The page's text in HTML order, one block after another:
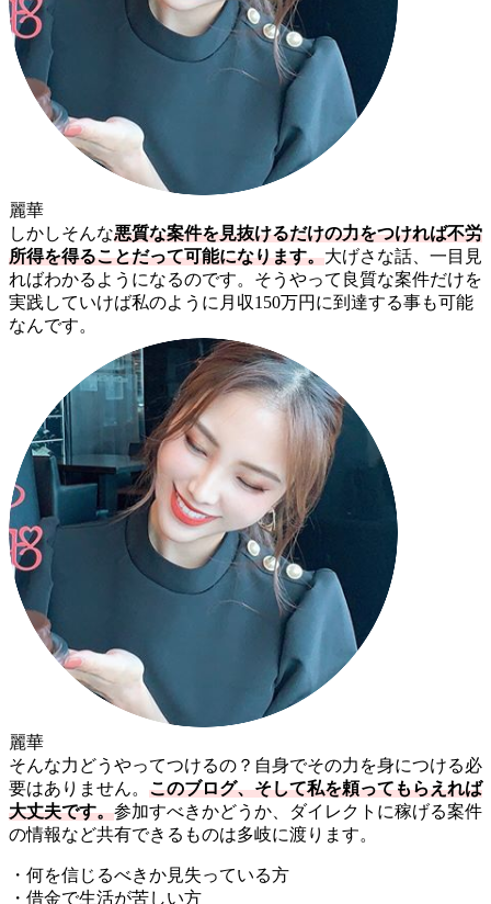
麗華
しかしそんな悪質な案件を見抜けるだけの力をつければ不労
所得を得ることだって可能になります。大げさな話、一目見
ればわかるようになるのです。そうやって良質な案件だけを
実践していけば私のように月収150万円に到達する事も可能
なんです。
麗華
そんな力どうやってつけるの？自身でその力を身につける必
要はありません。 このブログ、そして私を頼ってもらえれば
大丈夫です。参加すべきかどうか、ダイレクトに稼げる案件
の情報など共有できるものは多岐に渡ります。
・何を信じるべきか見失っている方
・借金で生活が苦しい方